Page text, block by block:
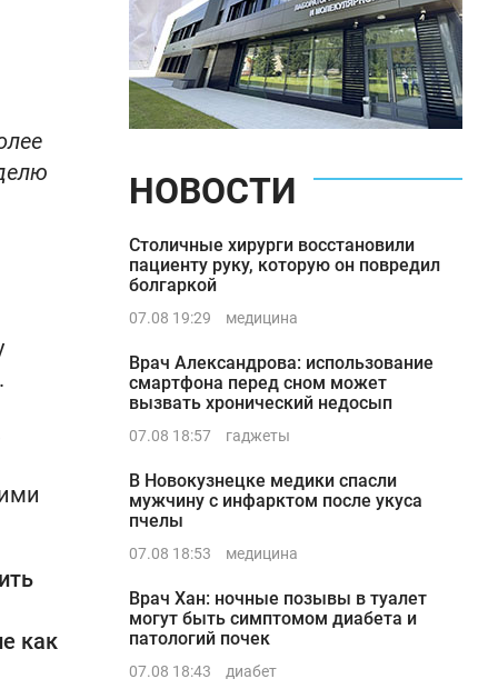
как
НОВОСТИ
Столичные хирурги восстановили
пациенту руку, которую он повредил
болгаркой
07.08 19:29 медицина
Врач Александрова: использование
смартфона перед сном может
вызвать хронический недосып
07.08 18:57 гаджеты
В Новокузнецке медики спасли
мужчину с инфарктом после укуса
пчелы
07.08 18:53 медицина
Врач Хан: ночные позывы в туалет
могут быть симптомом диабета и
патологий почек
07.08 18:43 диабет